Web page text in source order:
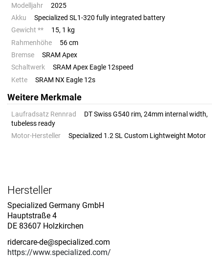
Modelljahr
2025
Akku
Specialized SL1-320 fully integrated battery
Gewicht **
15, 1 kg
Rahmenhöhe
56 cm
Bremse
SRAM Apex
Schaltwerk
SRAM Apex Eagle 12speed
Kette
SRAM NX Eagle 12s
Weitere Merkmale
Laufradsatz Rennrad
DT Swiss G540 rim, 24mm internal width,
tubeless ready
Motor-Hersteller
Specialized 1.2 SL Custom Lightweight Motor
Hersteller
Specialized Germany GmbH
Hauptstraße 4
DE 83607 Holzkirchen
ridercare-de@specialized.com
https://www.specialized.com/